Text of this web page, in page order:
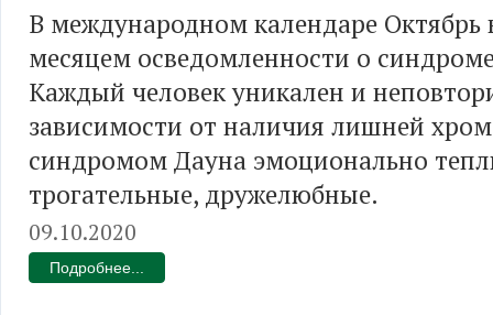
В международном календаре Октябрь
месяцем осведомленности о
Каждый человек уникален и
зависимости от наличия лишней
синдромом Дауна эмоционально
трогательные, дружелюбные.
09.10.2020
Подробнее...